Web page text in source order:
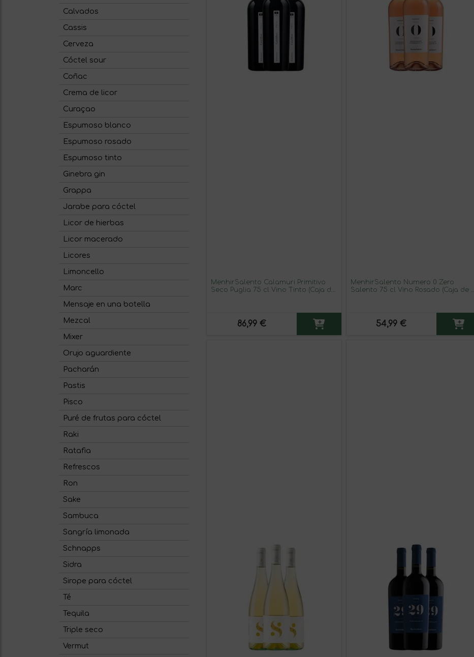
Calvados
Cassis
Cerveza
Cóctel sour
Coñac
Crema de licor
Curaçao
Espumoso blanco
Espumoso rosado
Espumoso tinto
Ginebra gin
Grappa
Jarabe para cóctel
Licor de hierbas
Licor macerado
Licores
Limoncello
Marc
Mensaje en una botella
Mezcal
Mixer
Orujo aguardiente
Pacharán
Pastis
Pisco
Puré de frutas para cóctel
Raki
Ratafia
Refrescos
Ron
Sake
Sambuca
Sangría limonada
Schnapps
Sidra
Sirope para cóctel
Té
Tequila
Triple seco
Vermut
MenhirSalento Calamuri Primitivo
Seco Puglia 75 cl Vino Tinto (Caja de
86,99 €
MenhirSalento Numero 0 Zero
Salento 75 cl Vino Rosado (Caja de 3
54,99 €